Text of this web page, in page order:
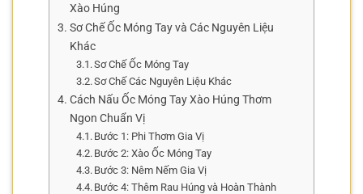
Xào Húng
Sơ Chế Ốc Móng Tay và Các Nguyên Liệu
Khác
Sơ Chế Ốc Móng Tay
Sơ Chế Các Nguyên Liệu Khác
Cách Nấu Ốc Móng Tay Xào Húng Thơm
Ngon Chuẩn Vị
Bước 1: Phi Thơm Gia Vị
Bước 2: Xào Ốc Móng Tay
Bước 3: Nêm Nếm Gia Vị
Bước 4: Thêm Rau Húng và Hoàn Thành